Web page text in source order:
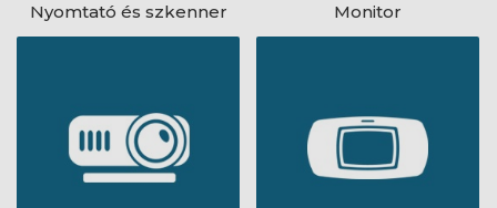
Nyomtató és szkenner Monitor